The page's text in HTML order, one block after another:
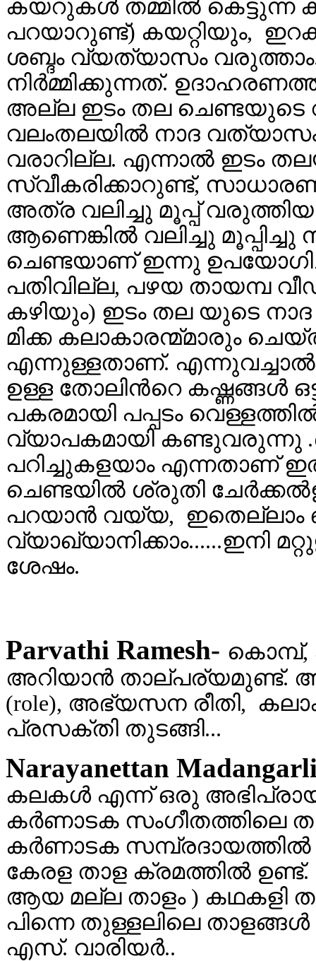
കയറുകള്‍ തമ്മില്‍
പറയാറുണ്ട്‌) കയറ്റിയും,
ശബ്ദം വ്യത്യാസം
നിര്‍മ്മിക്കുന്നത്.
അല്ല ഇടം തല ചെണ്ടയുടെ
വലംതലയില്‍ നാദ
വരാറില്ല. എന്നാല്‍ ഇടം
സ്വീകരിക്കാറുണ്ട്,
അത്ര വലിച്ചു മൂപ്പ്
ആണെങ്കില്‍ വലിച്ചു മൂപ്പിച്ചു
ചെണ്ടയാണ് ഇന്നു
പതിവില്ല, പഴയ തായമ്പ
കഴിയും) ഇടം തല യുടെ
മിക്ക കലാകാരന്മ്മാരും
എന്നുള്ളതാണ്. എന്നുവച്ചാല്‍
ഉള്ള തോലിന്‍റെ കഷ്ണങ്ങള്‍
പകരമായി പപ്പടം
വ്യാപകമായി കണ്ടുവരുന്നു
പറിച്ചുകളയാം എന്നതാണ്
ചെണ്ടയില്‍ ശ്രുതി
പറയാന്‍ വയ്യ, ഇതെല്ലാം
വ്യാഖ്യാനിക്കാം......ഇനി
ശേഷം.
Parvathi Ramesh- കൊമ്പ്,
അറിയാന്‍ താല്പര്യമുണ്ട്.
(role), അഭ്യസന രീതി,
പ്രസക്തി തുടങ്ങി...
Narayanettan
കലകള്‍ എന്ന് ഒരു
കര്‍ണാടക സംഗീതത്തിലെ
കര്‍ണാടക
കേരള താള ക്രമത്തില്‍
ആയ മല്ല താളം ) കഥകളി
പിന്നെ തുള്ളലിലെ താളങ്ങള്‍
എസ്. വാരിയര്‍..